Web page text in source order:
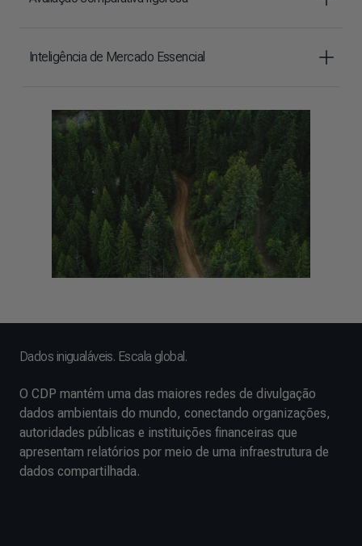
Inteligência de Mercado Essencial
Dados inigualáveis. Escala global.
O CDP mantém uma das maiores redes de divulgação
dados ambientais do mundo, conectando organizações,
autoridades públicas e instituições financeiras que
apresentam relatórios por meio de uma infraestrutura de
dados compartilhada.